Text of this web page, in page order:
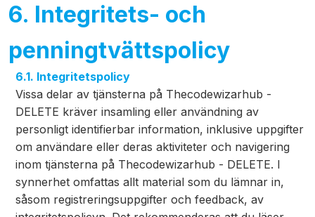
6. Integritets- och
penningtvättspolicy
6.1. Integritetspolicy
Vissa delar av tjänsterna på Thecodewizarhub -
DELETE kräver insamling eller användning av
personligt identifierbar information, inklusive uppgifter
om användare eller deras aktiviteter och navigering
inom tjänsterna på Thecodewizarhub - DELETE. I
synnerhet omfattas allt material som du lämnar in,
såsom registreringsuppgifter och feedback, av